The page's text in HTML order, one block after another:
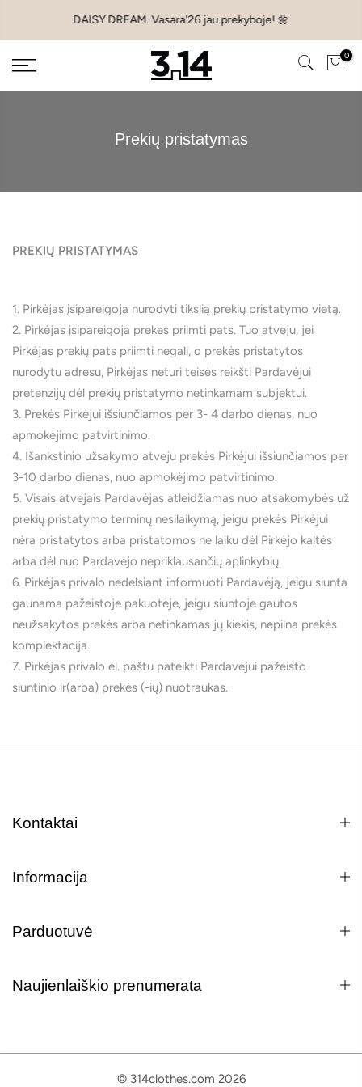
DAISY DREAM. Vasara'26 jau prekyboje! 🌼
0
Prekių pristatymas
PREKIŲ PRISTATYMAS
1. Pirkėjas įsipareigoja nurodyti tikslią prekių pristatymo vietą.
2. Pirkėjas įsipareigoja prekes priimti pats. Tuo atveju, jei
Pirkėjas prekių pats priimti negali, o prekės pristatytos
nurodytu adresu, Pirkėjas neturi teisės reikšti Pardavėjui
pretenzijų dėl prekių pristatymo netinkamam subjektui.
3. Prekės Pirkėjui išsiunčiamos per 3- 4 darbo dienas, nuo
apmokėjimo patvirtinimo.
4. Išankstinio užsakymo atveju prekės Pirkėjui išsiunčiamos per
3-10 darbo dienas, nuo apmokėjimo patvirtinimo.
5. Visais atvejais Pardavėjas atleidžiamas nuo atsakomybės už
prekių pristatymo terminų nesilaikymą, jeigu prekės Pirkėjui
nėra pristatytos arba pristatomos ne laiku dėl Pirkėjo kaltės
arba dėl nuo Pardavėjo nepriklausančių aplinkybių.
6. Pirkėjas privalo nedelsiant informuoti Pardavėją, jeigu siunta
gaunama pažeistoje pakuotėje, jeigu siuntoje gautos
neužsakytos prekės arba netinkamas jų kiekis, nepilna prekės
komplektacija.
7. Pirkėjas privalo el. paštu pateikti Pardavėjui pažeisto
siuntinio ir(arba) prekės (-ių) nuotraukas.
Kontaktai
Informacija
Parduotuvė
Naujienlaiškio prenumerata
© 314clothes.com 2026